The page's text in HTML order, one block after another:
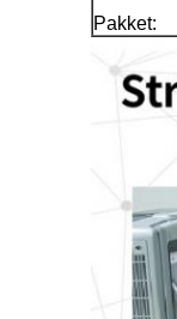
Pakket: